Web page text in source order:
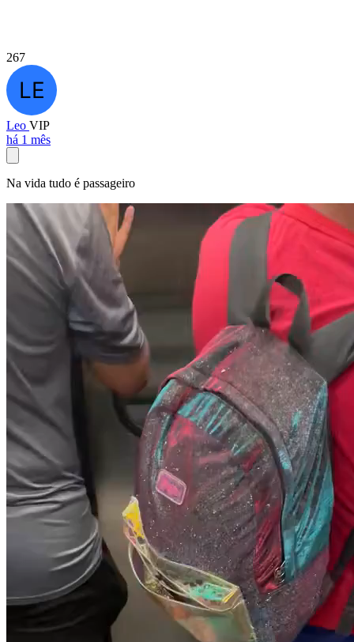
267
Leo VIP
há 1 mês
Na vida tudo é passageiro